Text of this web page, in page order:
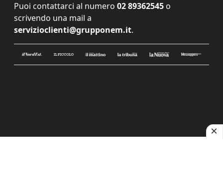
Puoi contattarci al numero 02 89362545 o
scrivendo una mail a
servizioclienti@grupponem.it.